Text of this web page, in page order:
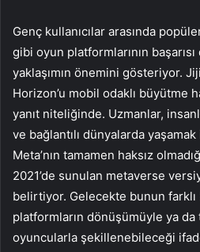
Genç kullanıcılar arasında
gibi oyun platformlarının
yaklaşımın önemini gösteriyor.
Horizon’u mobil odaklı büyütme
yanıt niteliğinde. Uzmanlar,
ve bağlantılı dünyalarda
Meta’nın tamamen haksız
2021’de sunulan metaverse
belirtiyor. Gelecekte bunun
platformların dönüşümüyle ya da
oyuncularla şekillenebileceği